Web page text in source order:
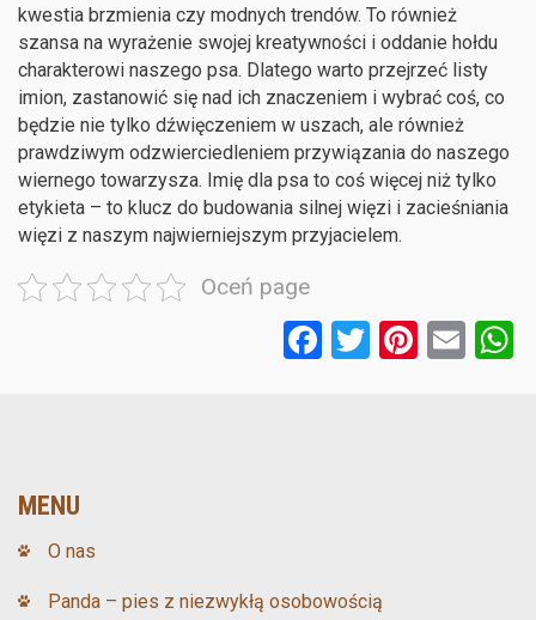
kwestia brzmienia czy modnych trendów. To również
szansa na wyrażenie swojej kreatywności i oddanie hołdu
charakterowi naszego psa. Dlatego warto przejrzeć listy
imion, zastanowić się nad ich znaczeniem i wybrać coś, co
będzie nie tylko dźwięczeniem w uszach, ale również
prawdziwym odzwierciedleniem przywiązania do naszego
wiernego towarzysza. Imię dla psa to coś więcej niż tylko
etykieta – to klucz do budowania silnej więzi i zacieśniania
więzi z naszym najwierniejszym przyjacielem.
Oceń page
F T Pi E
MENU
O nas
Panda – pies z niezwykłą osobowością